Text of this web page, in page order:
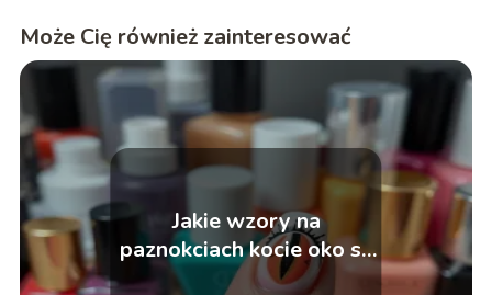
Może Cię również zainteresować
Jakie wzory na
paznokciach kocie oko są
teraz modne?